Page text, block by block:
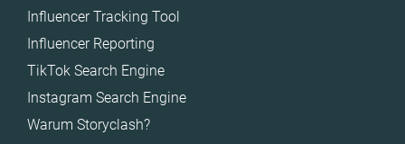
Influencer Tracking Tool
Influencer Reporting
TikTok Search Engine
Instagram Search Engine
Warum Storyclash?